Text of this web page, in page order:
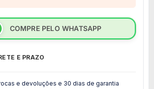
COMPRE PELO WHATSAPP
E PRAZO
e devoluções e 30 dias de garantia